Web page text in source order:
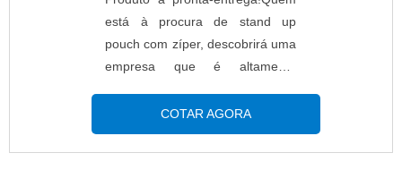
está à procura de stand up
pouch com zíper, descobrirá uma
empresa que é altamente
orçamento detalhado na melhor
companhia do segmento e
encontrando sofisticação e preço
COTAR AGORA